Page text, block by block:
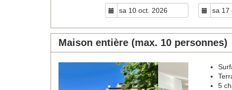
Maison entière (max. 10 personnes)
5